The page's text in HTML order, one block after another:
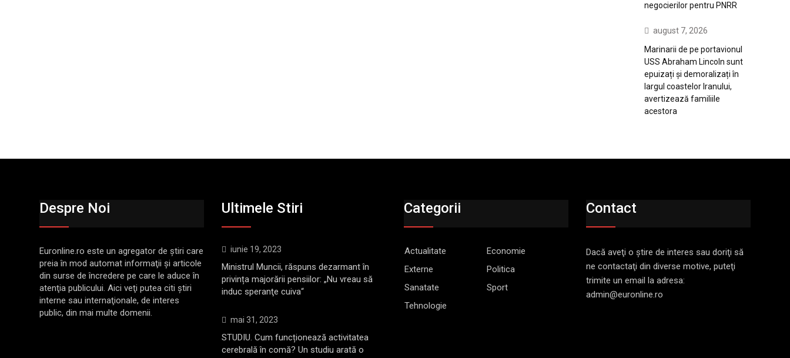
negocierilor pentru PNRR
august 7, 2026
Marinarii de pe portavionul
USS Abraham Lincoln sunt
epuizați și demoralizați în
largul coastelor Iranului,
avertizează familiile
acestora
Despre Noi
Euronline.ro este un agregator de ştiri care
preia în mod automat informaţii şi articole
din surse de încredere pe care le aduce în
atenţia publicului. Aici veţi putea citi ştiri
interne sau internaţionale, de interes
public, din mai multe domenii.
Ultimele Stiri
iunie 19, 2023
Ministrul Muncii, răspuns dezarmant în
privința majorării pensiilor: „Nu vreau să
induc speranţe cuiva“
mai 31, 2023
STUDIU. Cum funcționează activitatea
cerebrală în comă? Un studiu arată o
Categorii
Actualitate
Economie
Externe
Politica
Sanatate
Sport
Tehnologie
Contact
Dacă aveţi o ştire de interes sau doriţi să
ne contactaţi din diverse motive, puteţi
trimite un email la adresa:
admin@euronline.ro